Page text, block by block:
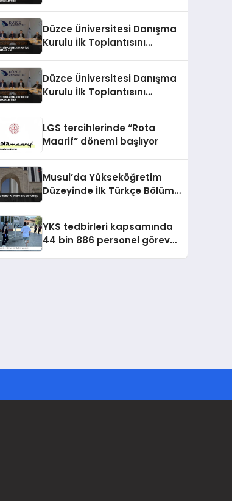
Düzce Üniversitesi Danışma
Kurulu İlk Toplantısını
Düzce Üniversitesi Danışma
Kurulu İlk Toplantısını
LGS tercihlerinde “Rota
Maarif” dönemi başlıyor
Musul’da Yükseköğretim
Düzeyinde İlk Türkçe Bölümü
YKS tedbirleri kapsamında
44 bin 886 personel görev